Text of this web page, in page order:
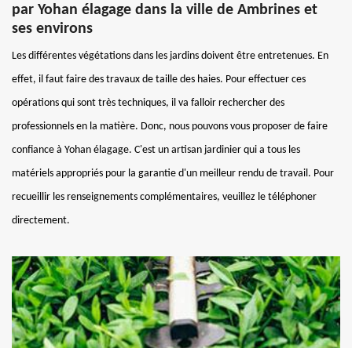
par Yohan élagage dans la ville de Ambrines et
ses environs
Les différentes végétations dans les jardins doivent être entretenues. En
effet, il faut faire des travaux de taille des haies. Pour effectuer ces
opérations qui sont très techniques, il va falloir rechercher des
professionnels en la matière. Donc, nous pouvons vous proposer de faire
confiance à Yohan élagage. C'est un artisan jardinier qui a tous les
matériels appropriés pour la garantie d'un meilleur rendu de travail. Pour
recueillir les renseignements complémentaires, veuillez le téléphoner
directement.